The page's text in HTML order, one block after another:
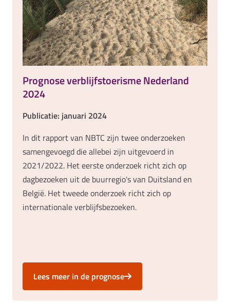
Prognose verblijfstoerisme Nederland
2024
Publicatie: januari 2024
In dit rapport van NBTC zijn twee onderzoeken
samengevoegd die allebei zijn uitgevoerd in
2021/2022. Het eerste onderzoek richt zich op
dagbezoeken uit de buurregio's van Duitsland en
België. Het tweede onderzoek richt zich op
internationale verblijfsbezoeken.
Lees meer in de prognose